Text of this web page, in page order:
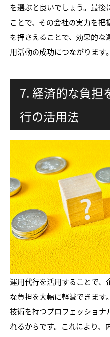
を選ぶと良いでしょう。最後
ことで、その会社の実力を把
を押さえることで、効果的な
用活動の成功につながります。
7. 経済的な負担
行の活用法
運用代行を活用することで、
な負担を大幅に軽減できます
技術を持つプロフェッショナ
れるからです。これにより、